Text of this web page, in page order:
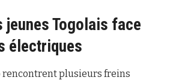
jeunes Togolais face
électriques
rencontrent plusieurs freins